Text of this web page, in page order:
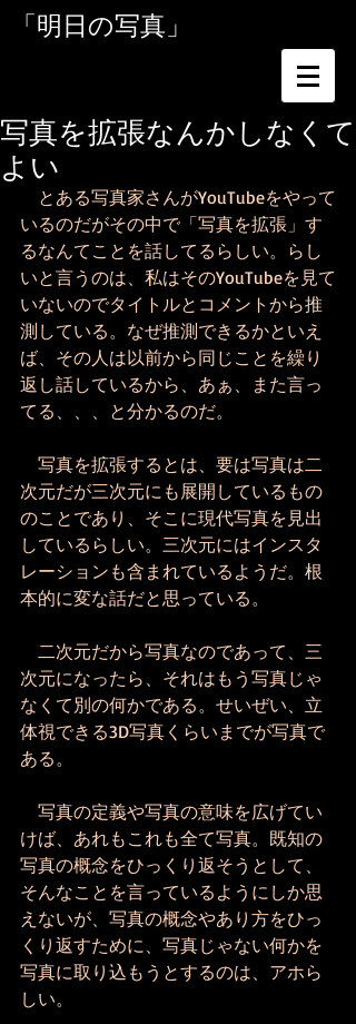
「明日の写真」
写真を拡張なんかしなくて
よい
とある写真家さんがYouTubeをやって
いるのだがその中で「写真を拡張」す
るなんてことを話してるらしい。らし
いと言うのは、私はそのYouTubeを見て
いないのでタイトルとコメントから推
測している。なぜ推測できるかといえ
ば、その人は以前から同じことを繰り
返し話しているから、あぁ、また言っ
てる、、、と分かるのだ。
写真を拡張するとは、要は写真は二
次元だが三次元にも展開しているもの
のことであり、そこに現代写真を見出
しているらしい。三次元にはインスタ
レーションも含まれているようだ。根
本的に変な話だと思っている。
二次元だから写真なのであって、三
次元になったら、それはもう写真じゃ
なくて別の何かである。せいぜい、立
体視できる3D写真くらいまでが写真で
ある。
写真の定義や写真の意味を広げてい
けば、あれもこれも全て写真。既知の
写真の概念をひっくり返そうとして、
そんなことを言っているようにしか思
えないが、写真の概念やあり方をひっ
くり返すために、写真じゃない何かを
写真に取り込もうとするのは、アホら
しい。